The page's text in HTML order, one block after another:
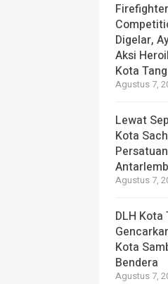
Digelar,
Aksi
Kota
Agustus 7,
Lewat
Kota
Agustus 7,
DLH Kota
Kota
Bendera
Agustus 7,